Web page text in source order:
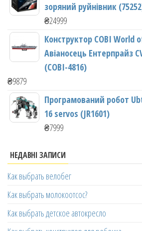
зоряний руйнівник
₴24999
Конструктор COBI World
Авіаносець Ентерпрайз
(COBI-4816)
₴9879
Програмований робот
16 servos (JR1601)
₴7999
НЕДАВНІ ЗАПИСИ
Как выбрать велобег
Как выбрать молокоотсос?
Как выбрать детское автокресло